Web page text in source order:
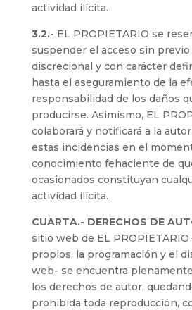
actividad ilícita.
3.2.- EL PROPIETARIO se
suspender el acceso sin previo
discrecional y con carácter
hasta el aseguramiento de la
responsabilidad de los daños
producirse. Asimismo, EL
colaborará y notificará a la
estas incidencias en el
conocimiento fehaciente de
ocasionados constituyan
actividad ilícita.
CUARTA.- DERECHOS DE
sitio web de EL
propios, la programación y el
web- se encuentra
los derechos de autor,
prohibida toda reproducción,